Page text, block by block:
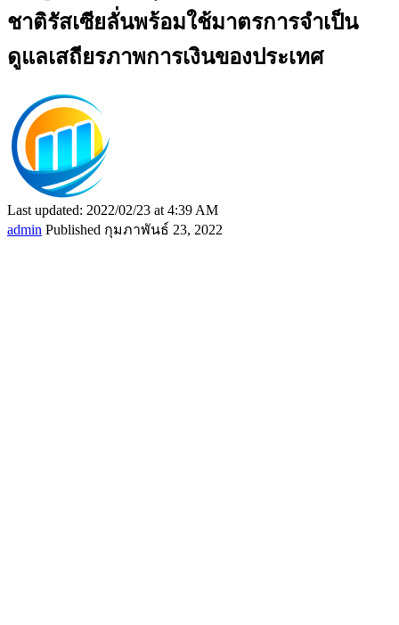
ชาติรัสเซียลั่นพร้อมใช้มาตรการจำเป็น
ดูแลเสถียรภาพการเงินของประเทศ
Last updated: 2022/02/23 at 4:39 AM
admin Published กุมภาพันธ์ 23, 2022